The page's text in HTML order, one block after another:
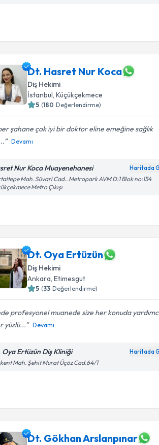
Dt. Hasret Nur Koca
Diş Hekimi
İstanbul, Küçükçekmece
5 (180 Değerlendirme)
şahane çok iyi bir doktor eline emeğine sağlık
Devamı
Nur Koca Muayenehanesi Haritada
Mah. Süvari Cad.. Metropark AVM D:1 Blok no:154
Metro Çıkışı
Dt. Oya Ertüzün
Diş Hekimi
Ankara , Etimesgut
5 (33 Değerlendirme)
profesyonel muanede size her konuda
yüzlü...
Devamı
Oya Ertüzün Diş Kliniği Haritada
Mah. Şehit Murat Üçöz Cad.64/1
Dt. Gökhan Arslanpınar